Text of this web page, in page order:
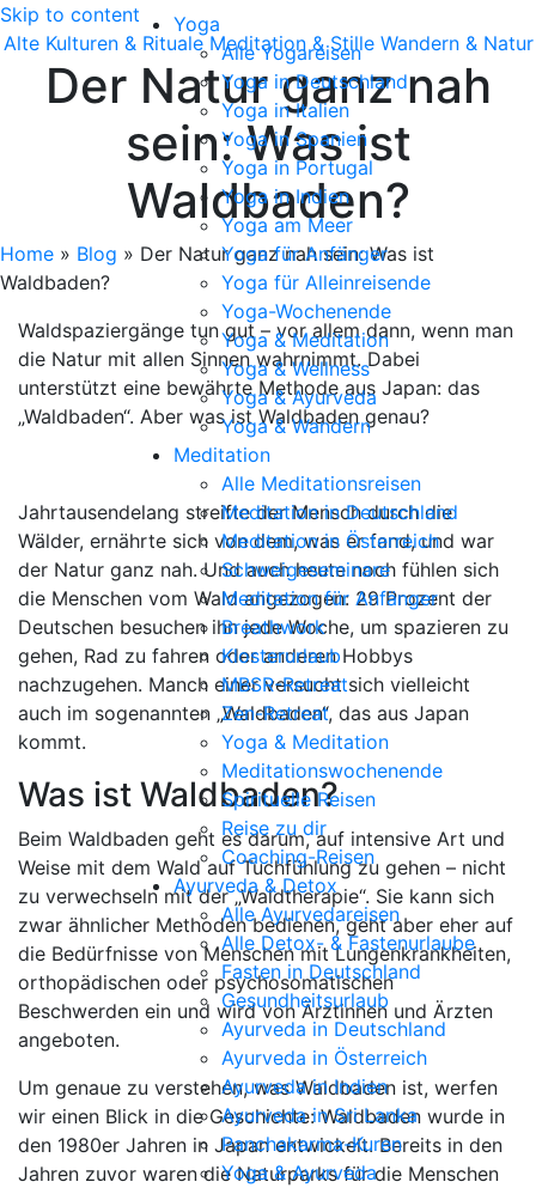
Skip to content
Yoga
Alle Yogareisen
Yoga in Deutschland
Yoga in Italien
Yoga in Spanien
Yoga in Portugal
Yoga in Indien
Yoga am Meer
Yoga für Anfänger
Yoga für Alleinreisende
Yoga-Wochenende
Yoga & Meditation
Yoga & Wellness
Yoga & Ayurveda
Yoga & Wandern
Meditation
Alle Meditationsreisen
Meditation in Deutschland
Meditation in Österreich
Schweigeseminare
Meditation für Anfänger
Breathwork
Klosterurlaub
MBSR-Retreat
Zen-Retreat
Yoga & Meditation
Meditationswochenende
Spirituelle Reisen
Reise zu dir
Coaching-Reisen
Ayurveda & Detox
Alle Ayurvedareisen
Alle Detox- & Fastenurlaube
Fasten in Deutschland
Gesundheitsurlaub
Ayurveda in Deutschland
Ayurveda in Österreich
Ayurveda in Indien
Ayurveda in Sri Lanka
Panchakarma-Kuren
Yoga & Ayurveda
Alte Kulturen & Rituale Meditation & Stille Wandern & Natur
Der Natur ganz nah
sein: Was ist
Waldbaden?
Home » Blog » Der Natur ganz nah sein: Was ist
Waldbaden?
Waldspaziergänge tun gut – vor allem dann, wenn man
die Natur mit allen Sinnen wahrnimmt. Dabei
unterstützt eine bewährte Methode aus Japan: das
„Waldbaden“. Aber was ist Waldbaden genau?
Jahrtausendelang streifte der Mensch durch die
Wälder, ernährte sich von dem, was er fand, und war
der Natur ganz nah. Und auch heute noch fühlen sich
die Menschen vom Wald angezogen: 29 Prozent der
Deutschen besuchen ihn jede Woche, um spazieren zu
gehen, Rad zu fahren oder anderen Hobbys
nachzugehen. Manch einer versucht sich vielleicht
auch im sogenannten „Waldbaden“, das aus Japan
kommt.
Was ist Waldbaden?
Beim Waldbaden geht es darum, auf intensive Art und
Weise mit dem Wald auf Tuchfühlung zu gehen – nicht
zu verwechseln mit der „Waldtherapie“. Sie kann sich
zwar ähnlicher Methoden bedienen, geht aber eher auf
die Bedürfnisse von Menschen mit Lungenkrankheiten,
orthopädischen oder psychosomatischen
Beschwerden ein und wird von Ärztinnen und Ärzten
angeboten.
Um genaue zu verstehen, was Waldbaden ist, werfen
wir einen Blick in die Geschichte: Waldbaden wurde in
den 1980er Jahren in Japan entwickelt. Bereits in den
Jahren zuvor waren die Naturparks für die Menschen